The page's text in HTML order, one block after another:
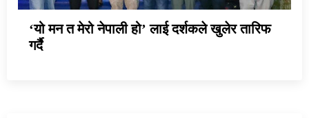
‘यो मन त मेरो नेपाली हो’ लाई दर्शकले खुलेर तारिफ
गर्दै